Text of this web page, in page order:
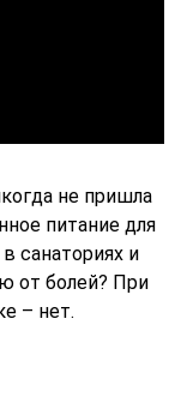
не пришла
питание для
санаториях и
от болей? При
– нет.